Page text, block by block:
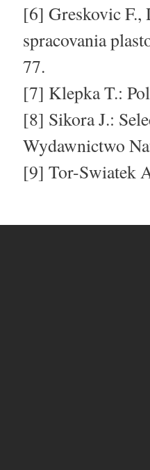
[6] Greskovic F.,
spracovania
77.
[7] Klepka T.:
[8] Sikora J.:
Wydawnictwo
[9] Tor-Swiatek